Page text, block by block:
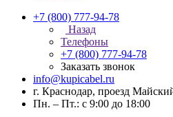
+7 (800) 777-94-78
Назад
Телефоны
+7 (800) 777-94-78
Заказать звонок
info@kupicabel.ru
г. Краснодар, проезд
Пн. – Пт.: с 9:00 до 18:00